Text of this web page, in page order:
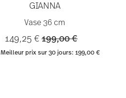
GIANNA
Vase 36 cm
149,25 €Price reduced from
199,00 €to
Meilleur prix sur 30 jours:199,00 €